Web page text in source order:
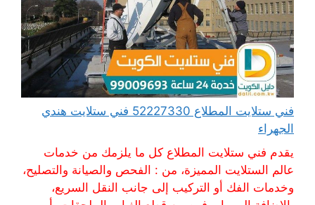
فني ستلايت المطلاع 52227330 فني ستلايت هندي
الجهراء
يقدم فني ستلايت المطلاع كل ما يلزمك من خدمات
عالم الستلايت المميزة، من : الفحص والصيانة والتصليح،
وخدمات الفك أو التركيب إلى جانب النقل السريع،